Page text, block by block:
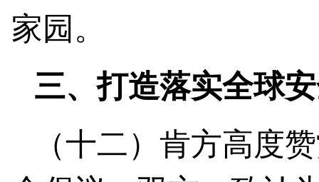
家园。
三、打造落实全球
（十二）肯方高度